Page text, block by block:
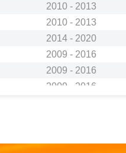
2010 - 2013
2010 - 2013
2014 - 2020
2009 - 2016
2009 - 2016
2009 - 2016
1.4